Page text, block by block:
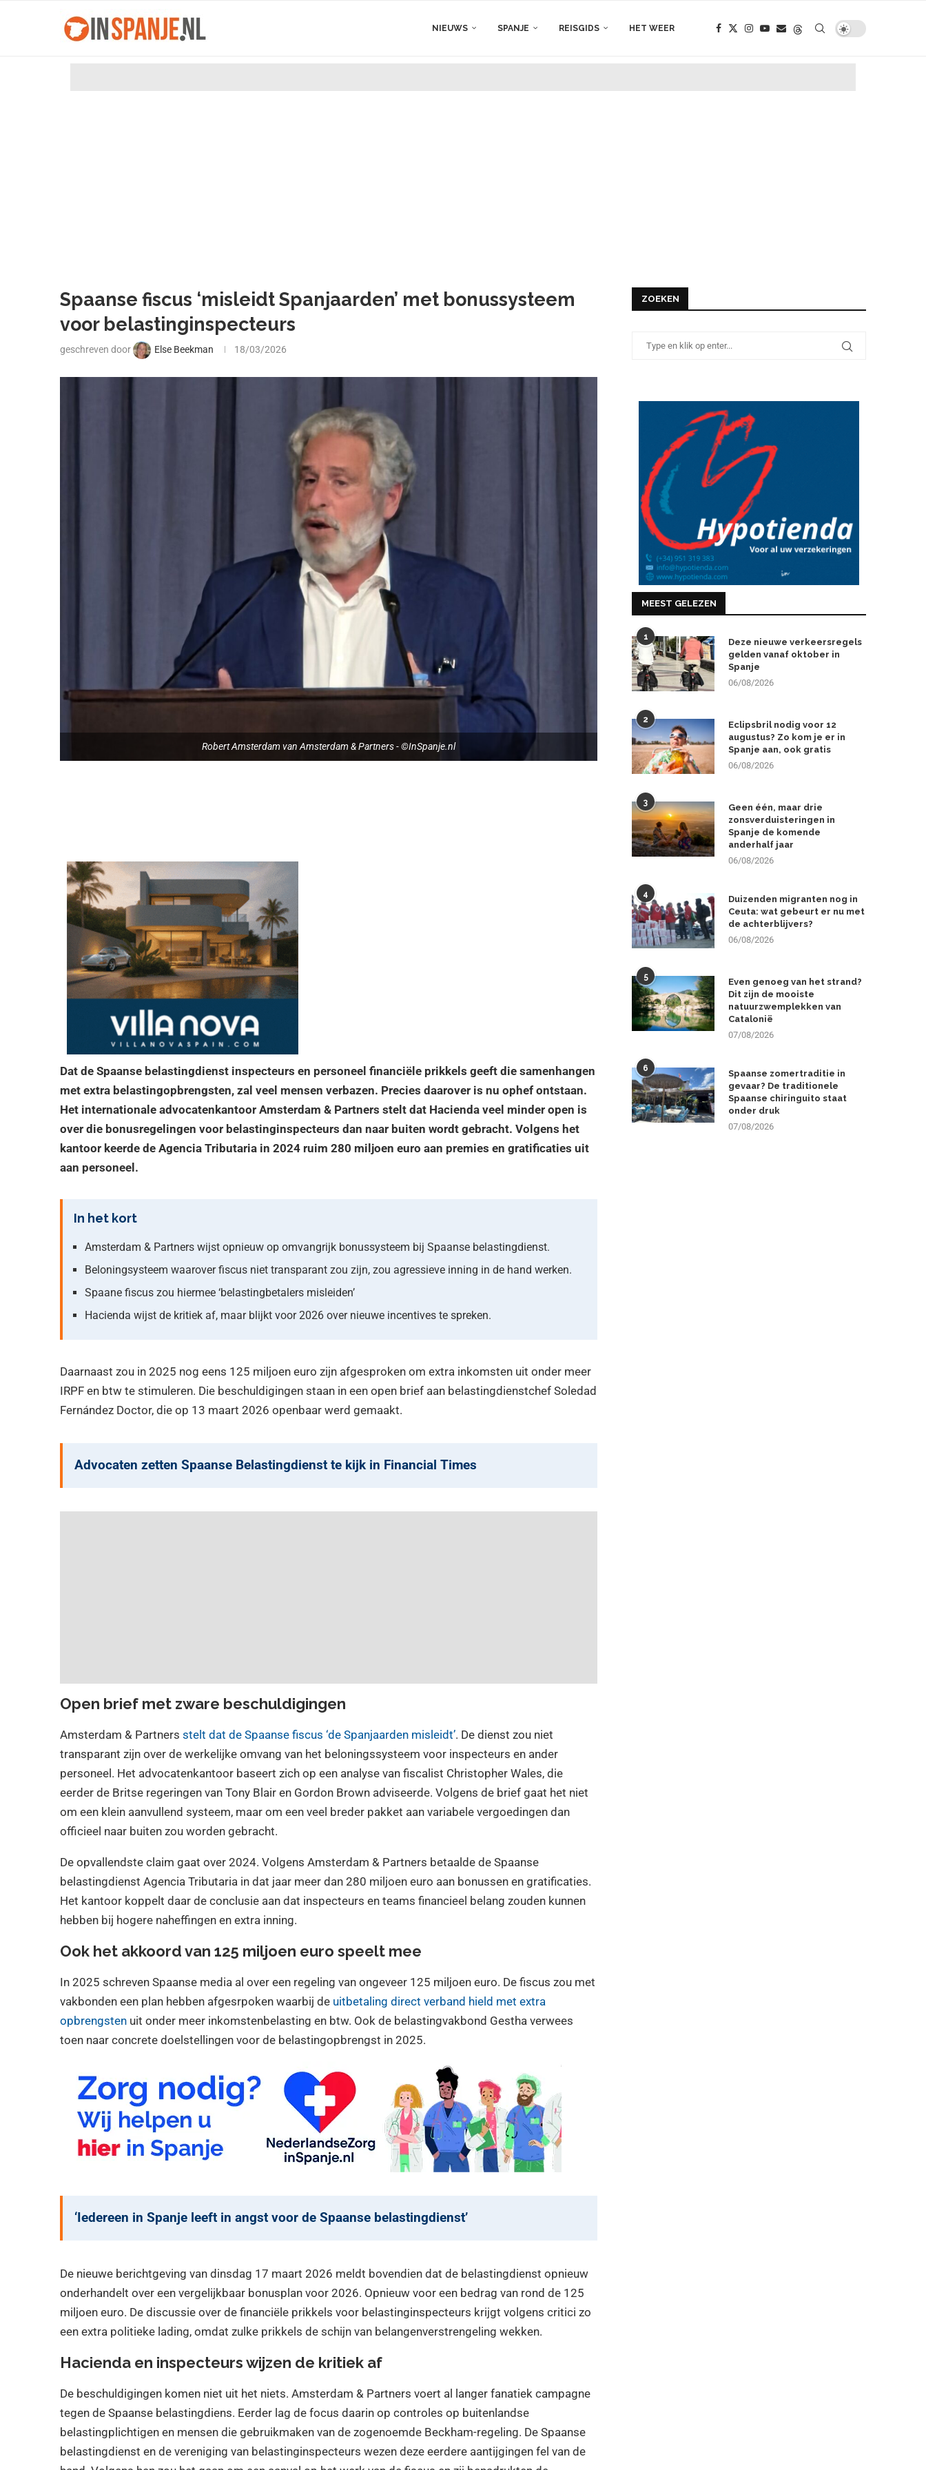
NIEUWS SPANJE REISGIDS HET WEER
Spaanse fiscus ‘misleidt Spanjaarden’ met bonussysteem
voor belastinginspecteurs
geschreven door Else Beekman 18/03/2026
Robert Amsterdam van Amsterdam & Partners - ©InSpanje.nl
Dat de Spaanse belastingdienst inspecteurs en personeel financiële prikkels geeft die samenhangen
met extra belastingopbrengsten, zal veel mensen verbazen. Precies daarover is nu ophef ontstaan.
Het internationale advocatenkantoor Amsterdam & Partners stelt dat Hacienda veel minder open is
over die bonusregelingen voor belastinginspecteurs dan naar buiten wordt gebracht. Volgens het
kantoor keerde de Agencia Tributaria in 2024 ruim 280 miljoen euro aan premies en gratificaties uit
aan personeel.
In het kort
Amsterdam & Partners wijst opnieuw op omvangrijk bonussysteem bij Spaanse belastingdienst.
Beloningsysteem waarover fiscus niet transparant zou zijn, zou agressieve inning in de hand werken.
Spaane fiscus zou hiermee ‘belastingbetalers misleiden’
Hacienda wijst de kritiek af, maar blijkt voor 2026 over nieuwe incentives te spreken.
Daarnaast zou in 2025 nog eens 125 miljoen euro zijn afgesproken om extra inkomsten uit onder meer
IRPF en btw te stimuleren. Die beschuldigingen staan in een open brief aan belastingdienstchef Soledad
Fernández Doctor, die op 13 maart 2026 openbaar werd gemaakt.
Advocaten zetten Spaanse Belastingdienst te kijk in Financial Times
Open brief met zware beschuldigingen
Amsterdam & Partners stelt dat de Spaanse fiscus ‘de Spanjaarden misleidt’. De dienst zou niet
transparant zijn over de werkelijke omvang van het beloningssysteem voor inspecteurs en ander
personeel. Het advocatenkantoor baseert zich op een analyse van fiscalist Christopher Wales, die
eerder de Britse regeringen van Tony Blair en Gordon Brown adviseerde. Volgens de brief gaat het niet
om een klein aanvullend systeem, maar om een veel breder pakket aan variabele vergoedingen dan
officieel naar buiten zou worden gebracht.
De opvallendste claim gaat over 2024. Volgens Amsterdam & Partners betaalde de Spaanse
belastingdienst Agencia Tributaria in dat jaar meer dan 280 miljoen euro aan bonussen en gratificaties.
Het kantoor koppelt daar de conclusie aan dat inspecteurs en teams financieel belang zouden kunnen
hebben bij hogere naheffingen en extra inning.
Ook het akkoord van 125 miljoen euro speelt mee
In 2025 schreven Spaanse media al over een regeling van ongeveer 125 miljoen euro. De fiscus zou met
vakbonden een plan hebben afgesrpoken waarbij de uitbetaling direct verband hield met extra
opbrengsten uit onder meer inkomstenbelasting en btw. Ook de belastingvakbond Gestha verwees
toen naar concrete doelstellingen voor de belastingopbrengst in 2025.
‘Iedereen in Spanje leeft in angst voor de Spaanse belastingdienst’
De nieuwe berichtgeving van dinsdag 17 maart 2026 meldt bovendien dat de belastingdienst opnieuw
onderhandelt over een vergelijkbaar bonusplan voor 2026. Opnieuw voor een bedrag van rond de 125
miljoen euro. De discussie over de financiële prikkels voor belastinginspecteurs krijgt volgens critici zo
een extra politieke lading, omdat zulke prikkels de schijn van belangenverstrengeling wekken.
Hacienda en inspecteurs wijzen de kritiek af
De beschuldigingen komen niet uit het niets. Amsterdam & Partners voert al langer fanatiek campagne
tegen de Spaanse belastingdiens. Eerder lag de focus daarin op controles op buitenlandse
belastingplichtigen en mensen die gebruikmaken van de zogenoemde Beckham-regeling. De Spaanse
belastingdienst en de vereniging van belastinginspecteurs wezen deze eerdere aantijgingen fel van de
ZOEKEN
MEEST GELEZEN
1
Deze nieuwe verkeersregels
gelden vanaf oktober in
Spanje
06/08/2026
2
Eclipsbril nodig voor 12
augustus? Zo kom je er in
Spanje aan, ook gratis
06/08/2026
3
Geen één, maar drie
zonsverduisteringen in
Spanje de komende
anderhalf jaar
06/08/2026
4
Duizenden migranten nog in
Ceuta: wat gebeurt er nu met
de achterblijvers?
06/08/2026
5
Even genoeg van het strand?
Dit zijn de mooiste
natuurzwemplekken van
Catalonië
07/08/2026
6
Spaanse zomertraditie in
gevaar? De traditionele
Spaanse chiringuito staat
onder druk
07/08/2026